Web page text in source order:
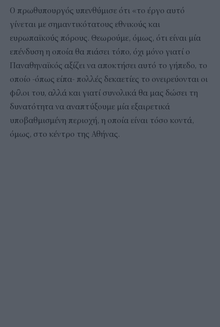
Ο πρωθυπουργός υπενθύμισε ότι «το έργο αυτό
γίνεται με σημαντικότατους εθνικούς και
ευρωπαϊκούς πόρους. Θεωρούμε, όμως, ότι είναι μία
επένδυση η οποία θα πιάσει τόπο, όχι μόνο γιατί ο
Παναθηναϊκός αξίζει να αποκτήσει αυτό το γήπεδο, το
οποίο -όπως είπα- πολλές δεκαετίες το ονειρεύονται οι
φίλοι του, αλλά και γιατί συνολικά θα μας δώσει τη
δυνατότητα να αναπτύξουμε μία εξαιρετικά
υποβαθμισμένη περιοχή, η οποία είναι τόσο κοντά,
όμως, στο κέντρο της Αθήνας.